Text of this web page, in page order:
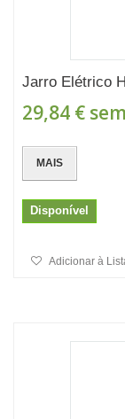
Jarro Elétrico
29,84 €
MAIS
Disponível
Adicionar à